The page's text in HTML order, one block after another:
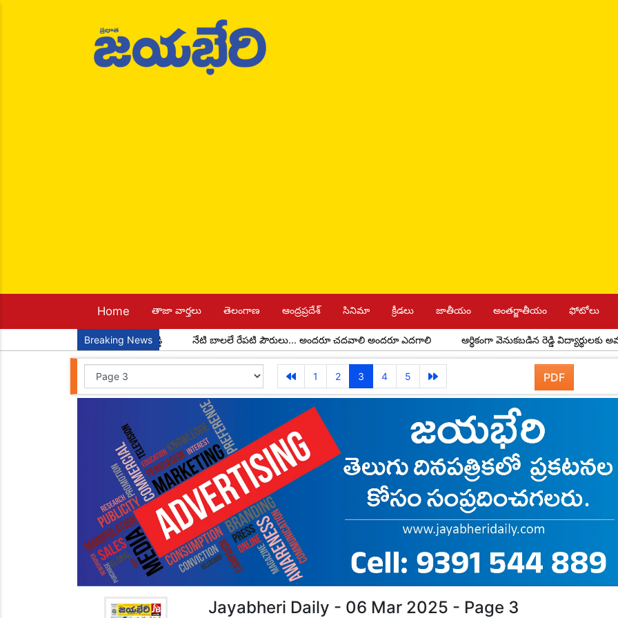
Home తాజా వార్తలు తెలంగాణ ఆంద్రప్రదేశ్ సినిమా క్రీడలు జాతీయం అంతర్జాతీయం ఫోటోలు
Breaking News
అధ్యక్షులుగా చాడ కొండాల్ రెడ్డి నేటి బాలలే రేపటి పౌరులు... అందరూ చదవాలి అందరూ ఎదగాలి ఆర్థికంగా వెనుకబడిన రెడ్డి విద్యార్థులకు అవర్ రెడ్డి
1 2 3 4 5 PDF
Jayabheri Daily - 06 Mar 2025 - Page 3